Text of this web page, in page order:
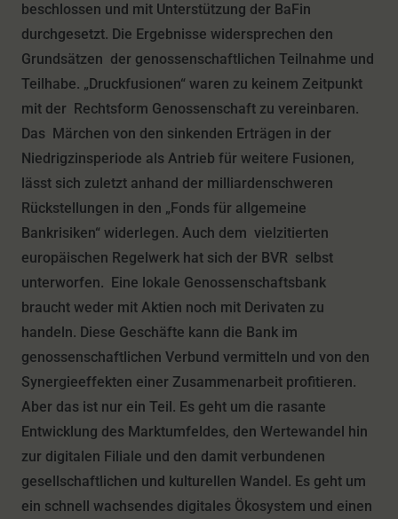
beschlossen und mit Unterstützung der BaFin
durchgesetzt. Die Ergebnisse widersprechen den
Grundsätzen der genossenschaftlichen Teilnahme und
Teilhabe. „Druckfusionen“ waren zu keinem Zeitpunkt
mit der Rechtsform Genossenschaft zu vereinbaren.
Das Märchen von den sinkenden Erträgen in der
Niedrigzinsperiode als Antrieb für weitere Fusionen,
lässt sich zuletzt anhand der milliardenschweren
Rückstellungen in den „Fonds für allgemeine
Bankrisiken“ widerlegen. Auch dem vielzitierten
europäischen Regelwerk hat sich der BVR selbst
unterworfen. Eine lokale Genossenschaftsbank
braucht weder mit Aktien noch mit Derivaten zu
handeln. Diese Geschäfte kann die Bank im
genossenschaftlichen Verbund vermitteln und von den
Synergieeffekten einer Zusammenarbeit profitieren.
Aber das ist nur ein Teil. Es geht um die rasante
Entwicklung des Marktumfeldes, den Wertewandel hin
zur digitalen Filiale und den damit verbundenen
gesellschaftlichen und kulturellen Wandel. Es geht um
ein schnell wachsendes digitales Ökosystem und einen